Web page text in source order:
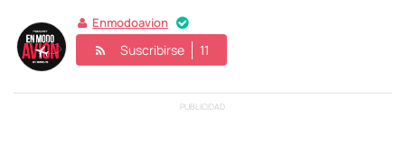
Enmodoavion
Suscribirse 11
PUBLICIDAD